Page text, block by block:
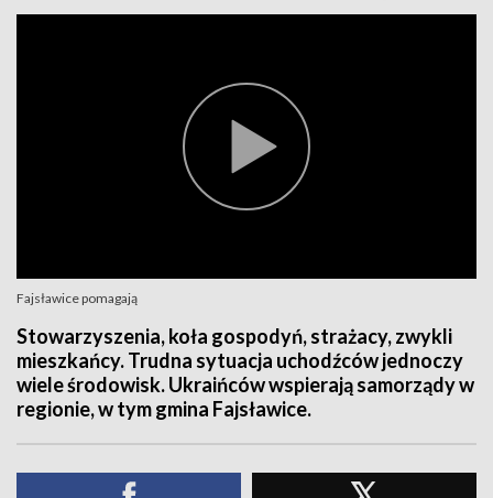
Fajsławice pomagają
Stowarzyszenia, koła gospodyń, strażacy, zwykli
mieszkańcy. Trudna sytuacja uchodźców jednoczy
wiele środowisk. Ukraińców wspierają samorządy w
regionie, w tym gmina Fajsławice.